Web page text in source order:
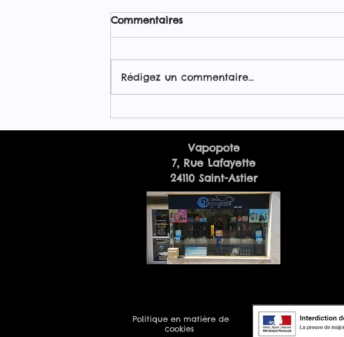
liquide sans nicotine :
guide complet pour
choisir un e-liquide 50ml
sans nicotine
Commentaires
Rédigez un commentaire...
Vapopote
7, Rue Lafayette
24110 Saint-Astier
Politique en matière de
cookies